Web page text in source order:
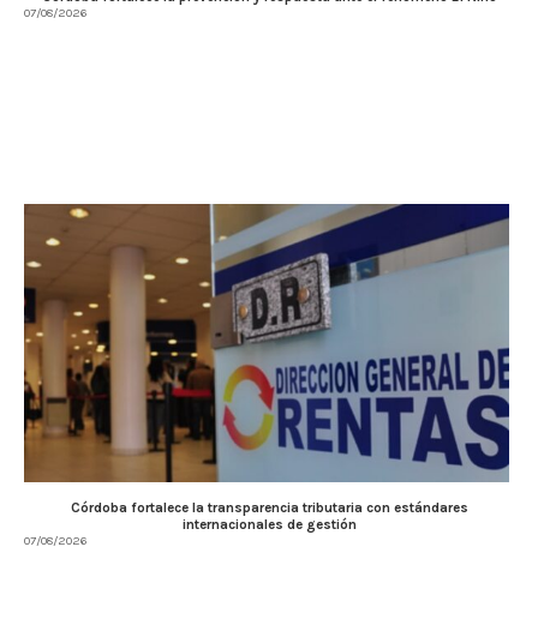
07/08/2026
Córdoba fortalece la transparencia tributaria con estándares
internacionales de gestión
07/08/2026